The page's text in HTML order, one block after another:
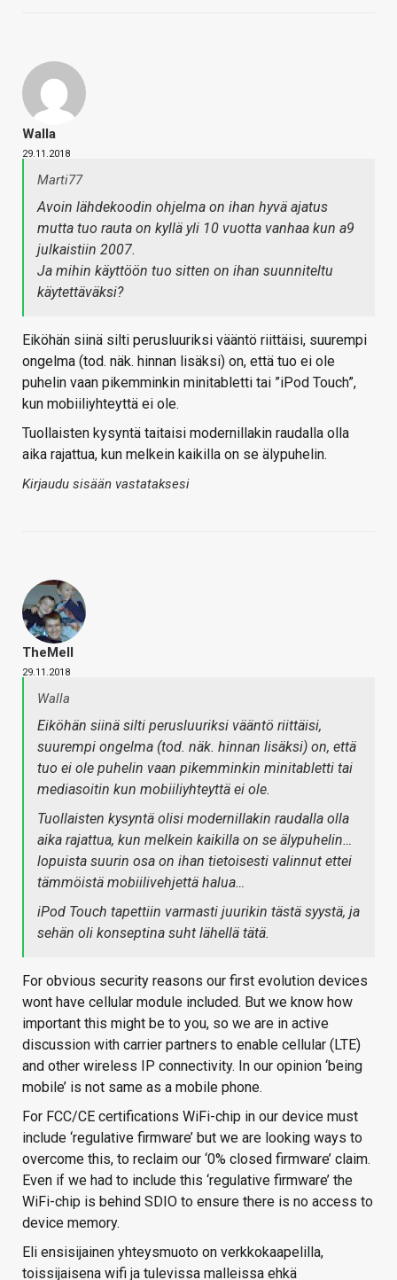
Walla
29.11.2018
Marti77
Avoin lähdekoodin ohjelma on ihan hyvä ajatus
mutta tuo rauta on kyllä yli 10 vuotta vanhaa kun a9
julkaistiin 2007.
Ja mihin käyttöön tuo sitten on ihan suunniteltu
käytettäväksi?
Eiköhän siinä silti perusluuriksi vääntö riittäisi, suurempi
ongelma (tod. näk. hinnan lisäksi) on, että tuo ei ole
puhelin vaan pikemminkin minitabletti tai ”iPod Touch”,
kun mobiiliyhteyttä ei ole.
Tuollaisten kysyntä taitaisi modernillakin raudalla olla
aika rajattua, kun melkein kaikilla on se älypuhelin.
Kirjaudu sisään vastataksesi
TheMeII
29.11.2018
Walla
Eiköhän siinä silti perusluuriksi vääntö riittäisi,
suurempi ongelma (tod. näk. hinnan lisäksi) on, että
tuo ei ole puhelin vaan pikemminkin minitabletti tai
mediasoitin kun mobiiliyhteyttä ei ole.
Tuollaisten kysyntä olisi modernillakin raudalla olla
aika rajattua, kun melkein kaikilla on se älypuhelin…
lopuista suurin osa on ihan tietoisesti valinnut ettei
tämmöistä mobiilivehjettä halua…
iPod Touch tapettiin varmasti juurikin tästä syystä, ja
sehän oli konseptina suht lähellä tätä.
For obvious security reasons our first evolution devices
wont have cellular module included. But we know how
important this might be to you, so we are in active
discussion with carrier partners to enable cellular (LTE)
and other wireless IP connectivity. In our opinion ‘being
mobile’ is not same as a mobile phone.
For FCC/CE certifications WiFi-chip in our device must
include ‘regulative firmware’ but we are looking ways to
overcome this, to reclaim our ‘0% closed firmware’ claim.
Even if we had to include this ‘regulative firmware’ the
WiFi-chip is behind SDIO to ensure there is no access to
device memory.
Eli ensisijainen yhteysmuoto on verkkokaapelilla,
toissijaisena wifi ja tulevissa malleissa ehkä